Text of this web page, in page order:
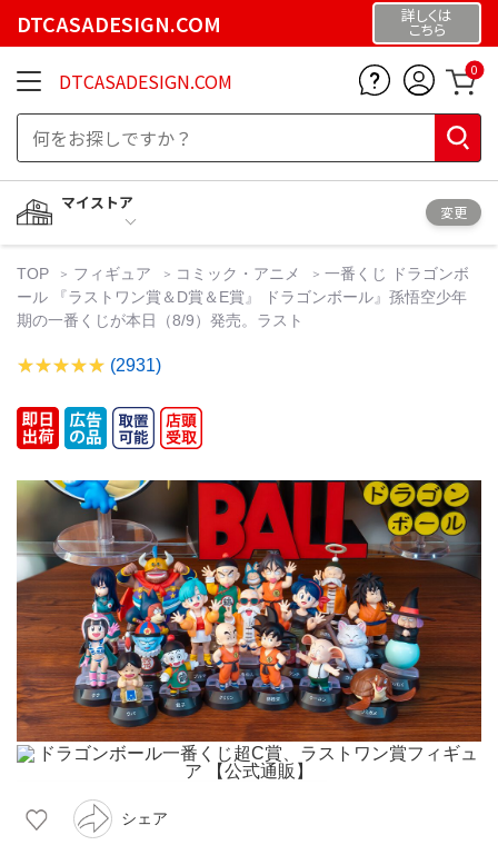
DTCASADESIGN.COM 詳しくは
こちら
DTCASADESIGN.COM 0
マイストア
変更
TOP フィギュア コミック・アニメ
一番くじ ドラゴンボ
ール 『ラストワン賞＆D賞＆E賞』 ドラゴンボール』孫悟空少年
期の一番くじが本日（8/9）発売。ラスト
(2931)
シェア